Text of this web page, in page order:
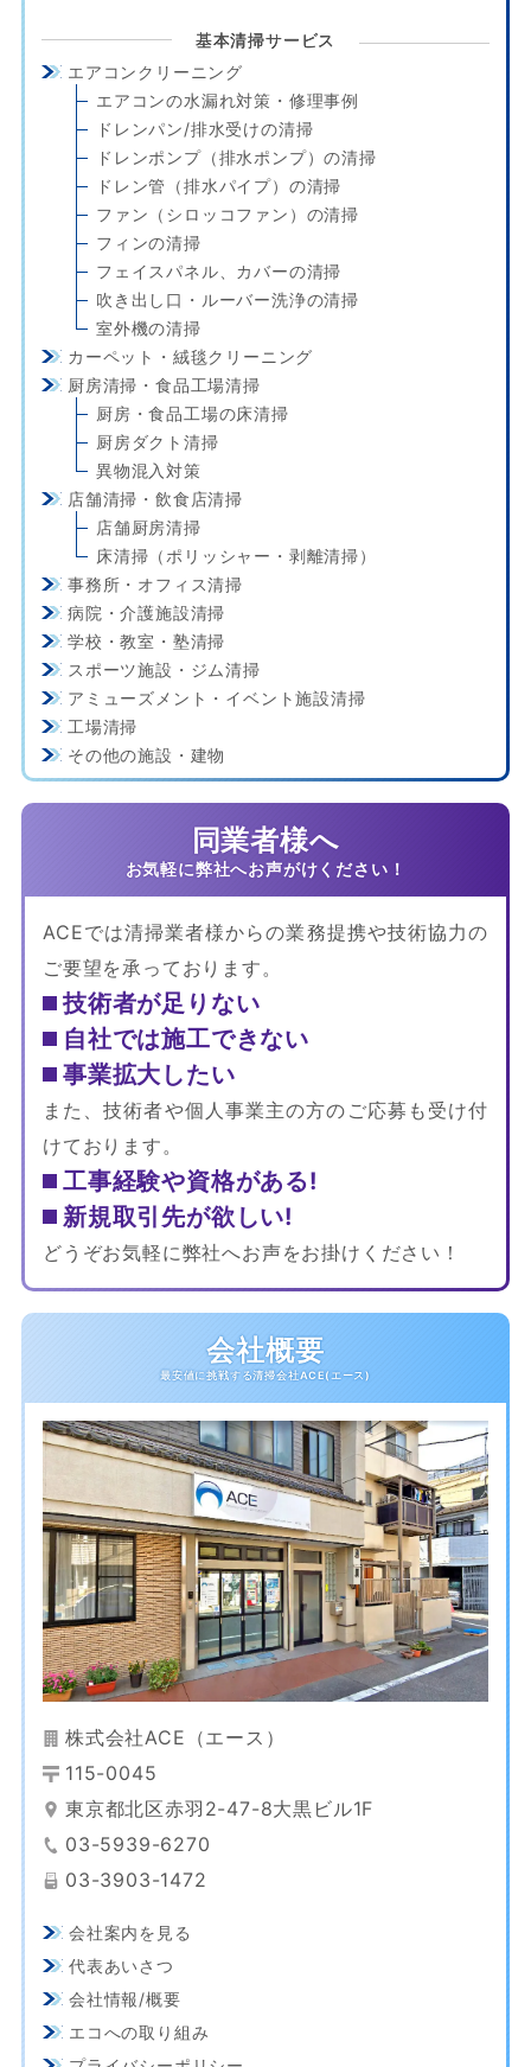
基本清掃サービス
エアコンクリーニング
エアコンの水漏れ対策・修理事例
ドレンパン/排水受けの清掃
ドレンポンプ（排水ポンプ）の清掃
ドレン管（排水パイプ）の清掃
ファン（シロッコファン）の清掃
フィンの清掃
フェイスパネル、カバーの清掃
吹き出し口・ルーバー洗浄の清掃
室外機の清掃
カーペット・絨毯クリーニング
厨房清掃・食品工場清掃
厨房・食品工場の床清掃
厨房ダクト清掃
異物混入対策
店舗清掃・飲食店清掃
店舗厨房清掃
床清掃（ポリッシャー・剥離清掃）
事務所・オフィス清掃
病院・介護施設清掃
学校・教室・塾清掃
スポーツ施設・ジム清掃
アミューズメント・イベント施設清掃
工場清掃
その他の施設・建物
同業者様へ
ACEでは清掃業者様からの業務提携や技術協力の
ご要望を承っております。
技術者が足りない
自社では施工できない
事業拡大したい
また、技術者や個人事業主の方のご応募も受け付
けております。
工事経験や資格がある!
新規取引先が欲しい!
どうぞお気軽に弊社へお声をお掛けください！
会社概要
株式会社ACE（エース）
115-0045
東京都北区赤羽2-47-8大黒ビル1F
03-5939-6270
03-3903-1472
会社案内を見る
代表あいさつ
会社情報/概要
エコへの取り組み